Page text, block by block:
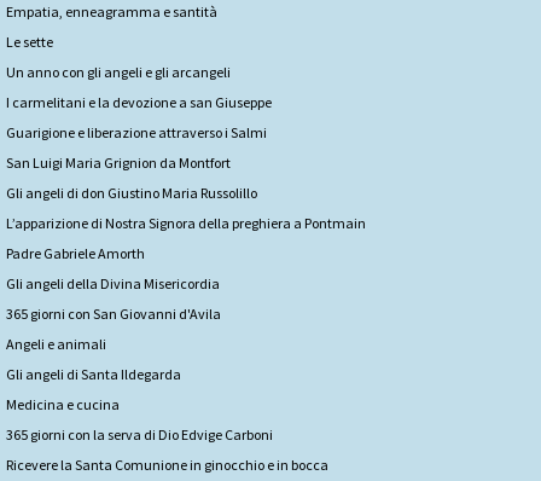
Empatia, enneagramma e santità
Le sette
Un anno con gli angeli e gli arcangeli
I carmelitani e la devozione a san Giuseppe
Guarigione e liberazione attraverso i Salmi
San Luigi Maria Grignion da Montfort
Gli angeli di don Giustino Maria Russolillo
L’apparizione di Nostra Signora della preghiera a Pontmain
Padre Gabriele Amorth
Gli angeli della Divina Misericordia
365 giorni con San Giovanni d'Avila
Angeli e animali
Gli angeli di Santa Ildegarda
Medicina e cucina
365 giorni con la serva di Dio Edvige Carboni
Ricevere la Santa Comunione in ginocchio e in bocca